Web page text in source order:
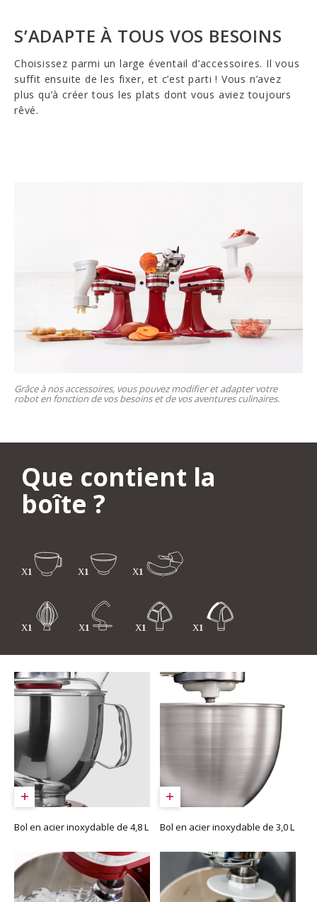
S’ADAPTE À TOUS VOS BESOINS
Choisissez parmi un large éventail d’accessoires. Il vous
suffit ensuite de les fixer, et c’est parti ! Vous n’avez
plus qu’à créer tous les plats dont vous aviez toujours
rêvé.
Grâce à nos accessoires, vous pouvez modifier et adapter votre
robot en fonction de vos besoins et de vos aventures culinaires.
Que contient la
boîte ?
Bol en acier inoxydable de 4,8 L Bol en acier inoxydable de 3,0 L